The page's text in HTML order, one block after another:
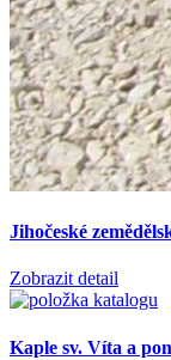
Jihočeské
Zobrazit detail
Kaple sv. Víta a